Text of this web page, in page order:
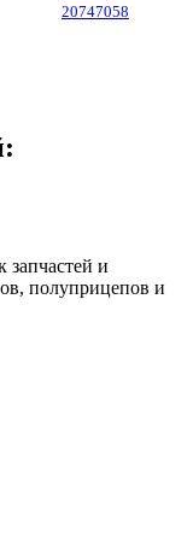
20747058
и
полуприцепов и